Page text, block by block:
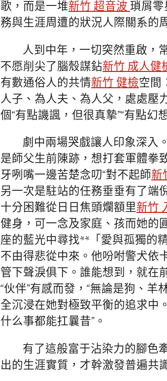
歌，而是一堆新竹 超音波 瑣屑零
務與生涯周遭的狀況人際關系的
人到中年，一切突然重啟，
不愿削尖了腦殼謀鉆新竹 成人健
有數通俗人的共情新竹 健檢空間
人子、為人夫、為人父，處處壓
個“有點譏諷，但很真摯”“有點幻
劇中兩場哭戲讓人印象深入
是師父生前陳跡，想打套軍體拳
牙咧嘴一邊苦楚念叨“對不起師新
另一次是駐站的任務垂垂有了端
十分困難從日日焦頭爛額里新竹
健身，可一念及家庭、孩而她的
座的藍光中尋找**「愛與孤獨的
不由得悲從中來。他吩咐警犬依
管下聲淚俱下。誰能想到，就在
“伙伴”有感而發，“無論是狗、
全沉浸在她對極致平衡的追求中
什么事都能扛曩昔”。
有了這般富于沾染力的腳色
出的生涯實質，才幹激發普遍共